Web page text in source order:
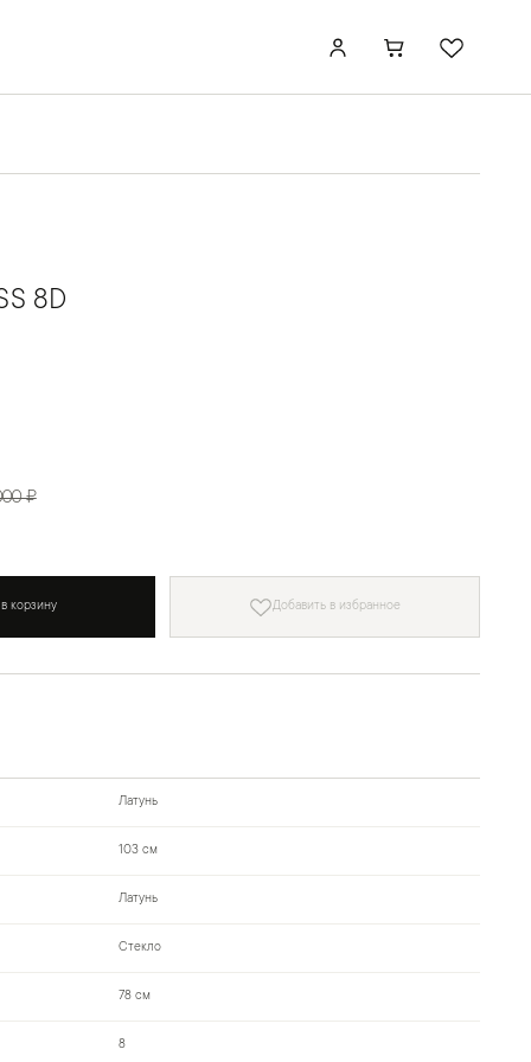
8D
₽
корзину Добавить в избранное
Латунь
103 см
Латунь
Стекло
78 см
8